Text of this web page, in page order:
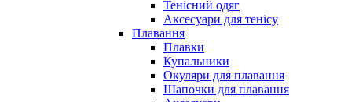
Тенісний одяг
Аксесуари для тенісу
Плавання
Плавки
Купальники
Окуляри для плавання
Шапочки для плавання